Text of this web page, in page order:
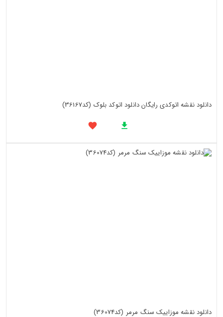
دانلود نقشه اتوکدی رایگان دانلود اتوکد بلوک (کد36167)
دانلود نقشه موزاییک سنگ مرمر (کد36074)